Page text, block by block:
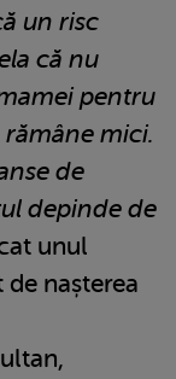
un risc
că nu
pentru
mici.
de
depinde de
unul
nașterea